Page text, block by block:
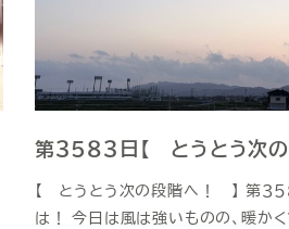
第３５８３日【 とうとう次
【 とうとう次の段階へ！ 】 第３
は！ 今日は風は強いものの、暖か